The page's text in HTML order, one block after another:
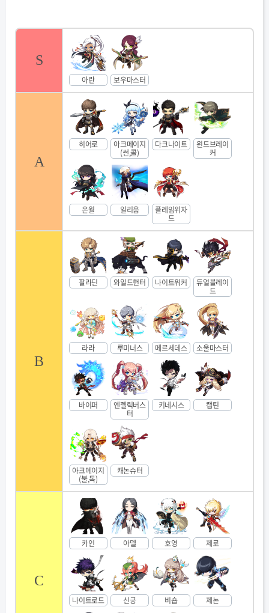
S
아란 보우마스터
A
히어로 아크메이지
(썬,콜)
다크나이트 윈드브레이
커
은월 일리움 플레임위자
드
B
팔라딘 와일드헌터 나이트워커 듀얼블레이
드
라라 루미너스 메르세데스 소울마스터
바이퍼 엔젤릭버스
터
키네시스 캡틴
아크메이지
(불,독)
캐논슈터
C
카인 아델 호영 제로
나이트로드 신궁 비숍 제논